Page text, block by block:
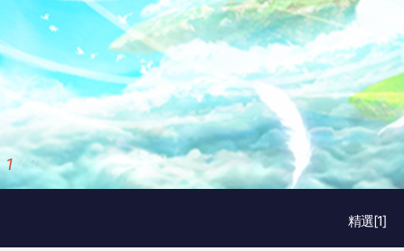
精選[1]
1 / 3